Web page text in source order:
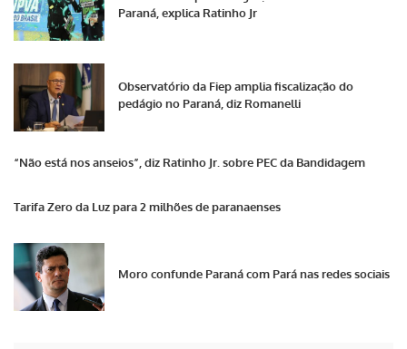
Paraná, explica Ratinho Jr
Observatório da Fiep amplia fiscalização do
pedágio no Paraná, diz Romanelli
“Não está nos anseios”, diz Ratinho Jr. sobre PEC da Bandidagem
Tarifa Zero da Luz para 2 milhões de paranaenses
Moro confunde Paraná com Pará nas redes sociais